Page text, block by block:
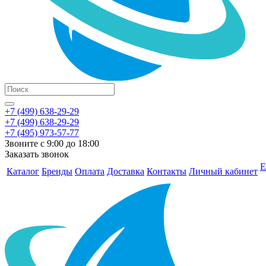
+7 (499) 638-29-29
+7 (499) 638-29-29
+7 (495) 973-57-77
Звоните с 9:00 до 18:00
Заказать звонок
Каталог Бренды Оплата Доставка Контакты Личный кабинет